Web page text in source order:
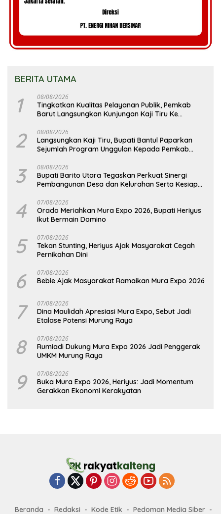
BERITA UTAMA
1 08/08/2026
Tingkatkan Kualitas Pelayanan Publik, Pemkab
Barut Langsungkan Kunjungan Kaji Tiru Ke
2 08/08/2026
Langsungkan Kaji Tiru, Bupati Bantul Paparkan
Sejumlah Program Unggulan Kepada Pemkab
3 08/08/2026
Bupati Barito Utara Tegaskan Perkuat Sinergi
Pembangunan Desa dan Kelurahan Serta Kesiapan
4 07/08/2026
Orado Meriahkan Mura Expo 2026, Bupati Heriyus
Ikut Bermain Domino
5 07/08/2026
Tekan Stunting, Heriyus Ajak Masyarakat Cegah
Pernikahan Dini
6 07/08/2026
Bebie Ajak Masyarakat Ramaikan Mura Expo 2026
7 07/08/2026
Dina Maulidah Apresiasi Mura Expo, Sebut Jadi
Etalase Potensi Murung Raya
8 07/08/2026
Rumiadi Dukung Mura Expo 2026 Jadi Penggerak
UMKM Murung Raya
9 07/08/2026
Buka Mura Expo 2026, Heriyus: Jadi Momentum
Gerakkan Ekonomi Kerakyatan
Beranda Redaksi Kode Etik Pedoman Media Siber